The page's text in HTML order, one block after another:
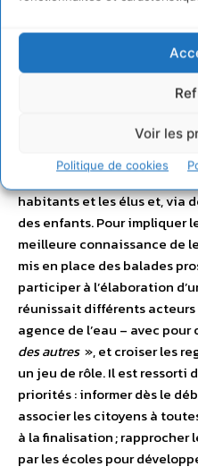
Voir les
Politique de cookies
avec une assemblée d’une
ateliers de concertation ont
en termes d’aménagement,
d’environnement. Ainsi,
suite à ces concertations,
L’association CPIE Val de
de 3 projets partagés : le
a été réalisé en s’appuyant
habitants et les élus et, via
des enfants. Pour impliquer
meilleure connaissance de
mis en place des balades
participer à l’élaboration
réunissait différents acteurs
agence de l’eau – avec
des autres », et croiser les
un jeu de rôle. Il est
priorités : informer dès le
associer les citoyens à
à la finalisation ; rapprocher
par les écoles pour